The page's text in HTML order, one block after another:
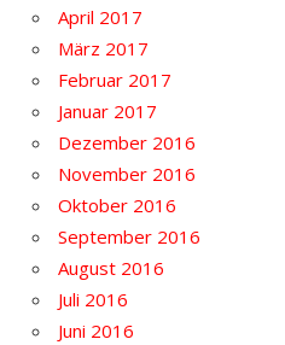
April 2017
März 2017
Februar 2017
Januar 2017
Dezember 2016
November 2016
Oktober 2016
September 2016
August 2016
Juli 2016
Juni 2016